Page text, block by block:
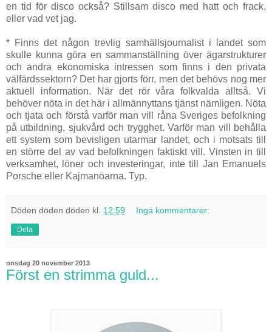
en tid för disco också? Stillsam disco med hatt och frack,
eller vad vet jag.
* Finns det någon trevlig samhällsjournalist i landet som
skulle kunna göra en sammanställning över ägarstrukturer
och andra ekonomiska intressen som finns i den privata
välfärdssektorn? Det har gjorts förr, men det behövs nog mer
aktuell information. När det rör våra folkvalda alltså. Vi
behöver nöta in det här i allmännyttans tjänst nämligen. Nöta
och tjata och förstå varför man vill råna Sveriges befolkning
på utbildning, sjukvård och trygghet. Varför man vill behålla
ett system som bevisligen utarmar landet, och i motsats till
en större del av vad befolkningen faktiskt vill. Vinsten in till
verksamhet, löner och investeringar, inte till Jan Emanuels
Porsche eller Kajmanöarna. Typ.
Döden döden döden kl. 12:59 Inga kommentarer:
Dela
onsdag 20 november 2013
Först en strimma guld...